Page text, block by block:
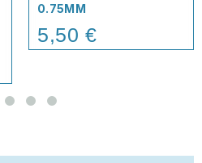
0.75MM
Price
5,50 €